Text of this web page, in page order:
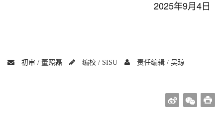
2025年9月4日
初审 / 董照磊 编校 / SISU 责任编辑 / 吴琼